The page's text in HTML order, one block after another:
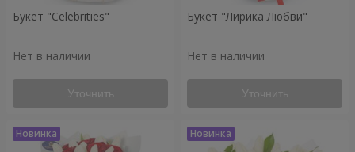
Букет "Celebrities"
Нет в наличии
Уточнить
Букет "Лирика Любви"
Нет в наличии
Уточнить